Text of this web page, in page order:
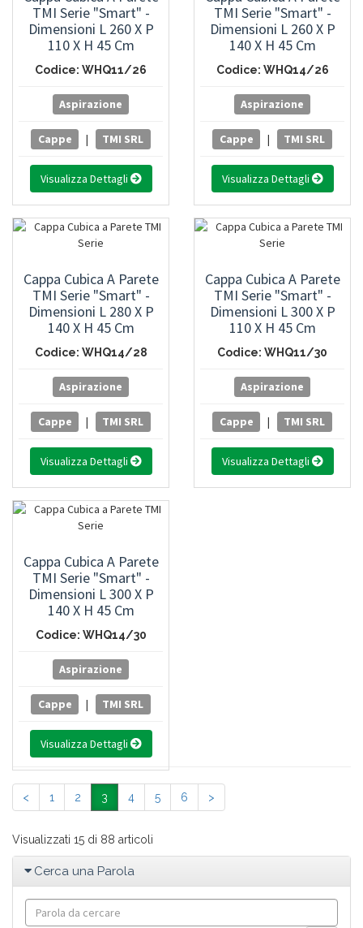
TMI Serie "Smart" -
Dimensioni L 260 X P
110 X H 45 Cm
Codice: WHQ11/26
Aspirazione
Cappe | TMI SRL
Visualizza Dettagli
TMI Serie "Smart" -
Dimensioni L 260 X P
140 X H 45 Cm
Codice: WHQ14/26
Aspirazione
Cappe | TMI SRL
Visualizza Dettagli
Cappa Cubica A Parete
TMI Serie "Smart" -
Dimensioni L 280 X P
140 X H 45 Cm
Codice: WHQ14/28
Aspirazione
Cappe | TMI SRL
Visualizza Dettagli
Cappa Cubica A Parete
TMI Serie "Smart" -
Dimensioni L 300 X P
110 X H 45 Cm
Codice: WHQ11/30
Aspirazione
Cappe | TMI SRL
Visualizza Dettagli
Cappa Cubica A Parete
TMI Serie "Smart" -
Dimensioni L 300 X P
140 X H 45 Cm
Codice: WHQ14/30
Aspirazione
Cappe | TMI SRL
Visualizza Dettagli
< 1 2 3 4 5 6 >
Visualizzati 15 di 88 articoli
Cerca una Parola